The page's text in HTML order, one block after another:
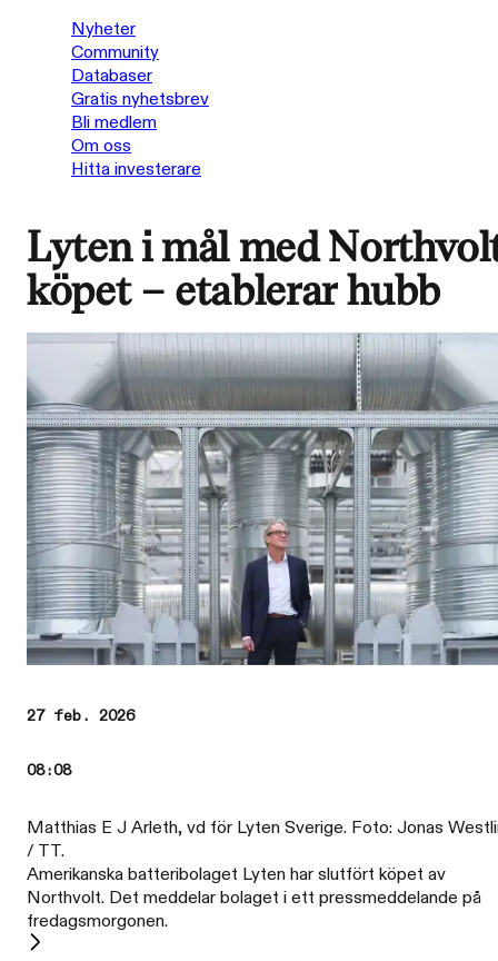
Nyheter
Community
Databaser
Gratis nyhetsbrev
Bli medlem
Om oss
Hitta investerare
Lyten i mål med
köpet – etablerar hubb
27 feb. 2026
08:08
Matthias E J Arleth, vd för Lyten Sverige. Foto: Jonas
/ TT.
Amerikanska batteribolaget Lyten har slutfört köpet av
Northvolt. Det meddelar bolaget i ett pressmeddelande på
fredagsmorgonen.